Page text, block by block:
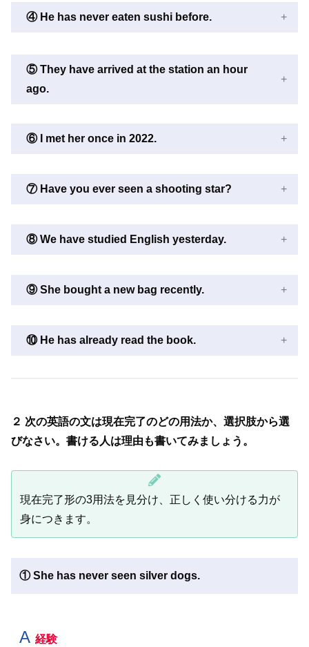
④ He has never eaten sushi before.
⑤ They have arrived at the station an hour
ago.
⑥ I met her once in 2022.
⑦ Have you ever seen a shooting star?
⑧ We have studied English yesterday.
⑨ She bought a new bag recently.
⑩ He has already read the book.
２ 次の英語の文は現在完了のどの用法か、選択肢から選
びなさい。書ける人は理由も書いてみましょう。
現在完了形の3用法を見分け、正しく使い分ける力が
身につきます。
① She has never seen silver dogs.
A 経験